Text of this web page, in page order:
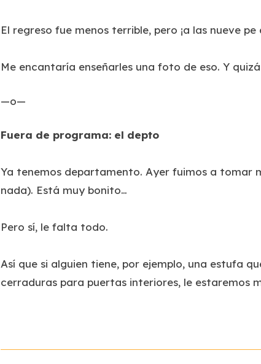
El regreso fue menos terrible, pero ¡a las nueve
Me encantaría enseñarles una foto de eso. Y
—o—
Fuera de programa: el depto
Ya tenemos departamento. Ayer fuimos a tomar
nada). Está muy bonito…
Pero sí, le falta todo.
Así que si alguien tiene, por ejemplo, una estufa
cerraduras para puertas interiores, le estaremos